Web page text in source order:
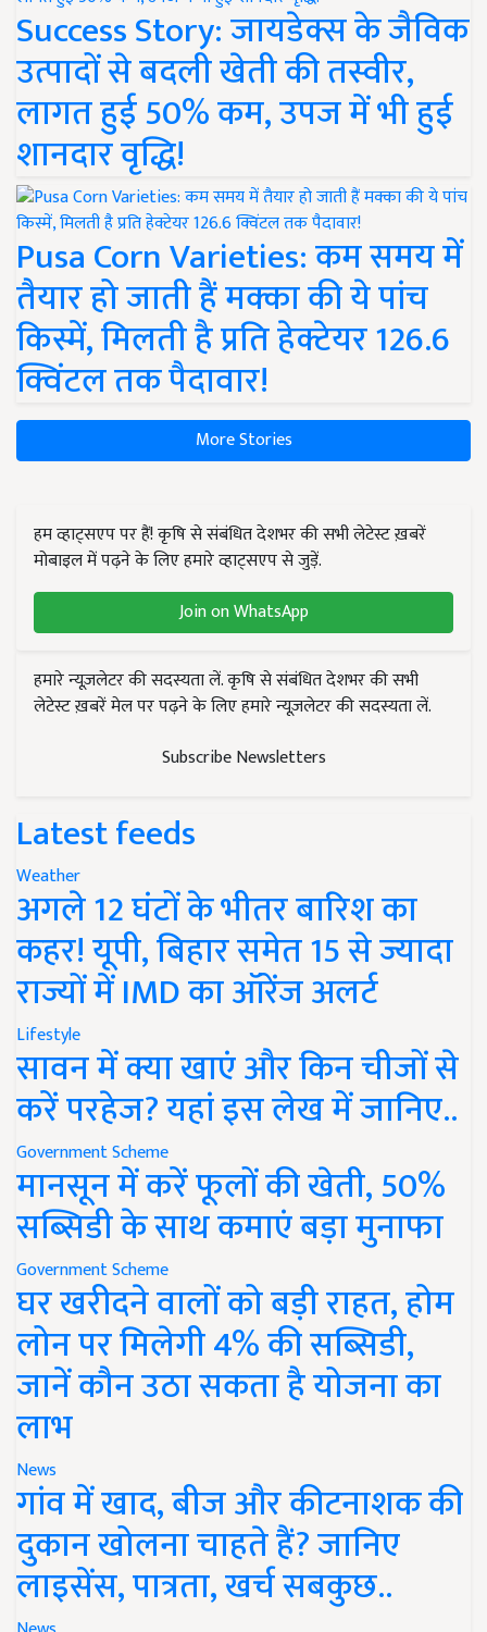
Success Story: जायडेक्स के जैविक
उत्पादों से बदली खेती की तस्वीर,
लागत हुई 50% कम, उपज में भी हुई
शानदार वृद्धि!
Pusa Corn Varieties: कम समय में
तैयार हो जाती हैं मक्का की ये पांच
किस्में, मिलती है प्रति हेक्टेयर 126.6
क्विंटल तक पैदावार!
More Stories
हम व्हाट्सएप पर हैं! कृषि से संबंधित देशभर की सभी लेटेस्ट ख़बरें
मोबाइल में पढ़ने के लिए हमारे व्हाट्सएप से जुड़ें.
Join on WhatsApp
हमारे न्यूज़लेटर की सदस्यता लें. कृषि से संबंधित देशभर की सभी
लेटेस्ट ख़बरें मेल पर पढ़ने के लिए हमारे न्यूज़लेटर की सदस्यता लें.
Subscribe Newsletters
Latest feeds
Weather
अगले 12 घंटों के भीतर बारिश का
कहर! यूपी, बिहार समेत 15 से ज्यादा
राज्यों में IMD का ऑरेंज अलर्ट
Lifestyle
सावन में क्या खाएं और किन चीजों से
करें परहेज? यहां इस लेख में जानिए..
Government Scheme
मानसून में करें फूलों की खेती, 50%
सब्सिडी के साथ कमाएं बड़ा मुनाफा
Government Scheme
घर खरीदने वालों को बड़ी राहत, होम
लोन पर मिलेगी 4% की सब्सिडी,
जानें कौन उठा सकता है योजना का
लाभ
News
गांव में खाद, बीज और कीटनाशक की
दुकान खोलना चाहते हैं? जानिए
लाइसेंस, पात्रता, खर्च सबकुछ..